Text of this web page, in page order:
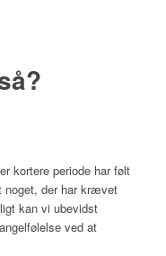
kortere periode har følt
noget, der har krævet
kan vi ubevidst
ved at